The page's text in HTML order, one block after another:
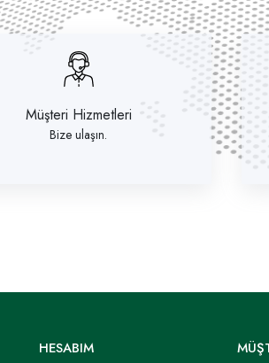
Müşteri Hizmetleri
Bize ulaşın.
HESABIM